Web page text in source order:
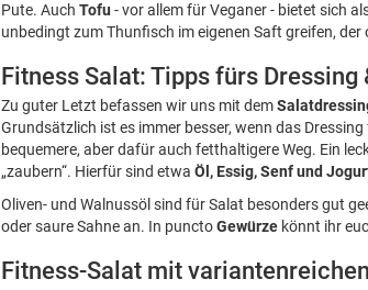
Pute. Auch Tofu - vor allem für Veganer - bietet sich
unbedingt zum Thunfisch im eigenen Saft greifen, der
Fitness Salat: Tipps fürs Dressing
Zu guter Letzt befassen wir uns mit dem
Grundsätzlich ist es immer besser, wenn das
bequemere, aber dafür auch fetthaltigere Weg. Ein
„zaubern“. Hierfür sind etwa Öl, Essig, Senf und
Oliven- und Walnussöl sind für Salat besonders gut
oder saure Sahne an. In punctoGewürze könnt ihr
Fitness-Salat mit